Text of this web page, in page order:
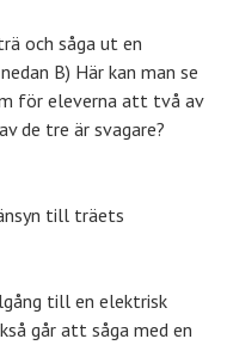
och såga ut en
B) Här kan man se
för eleverna att två av
de tre är svagare?
till träets
till en elektrisk
går att såga med en